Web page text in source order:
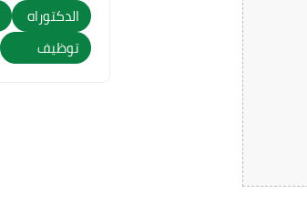
الدكتوراه
توظيف